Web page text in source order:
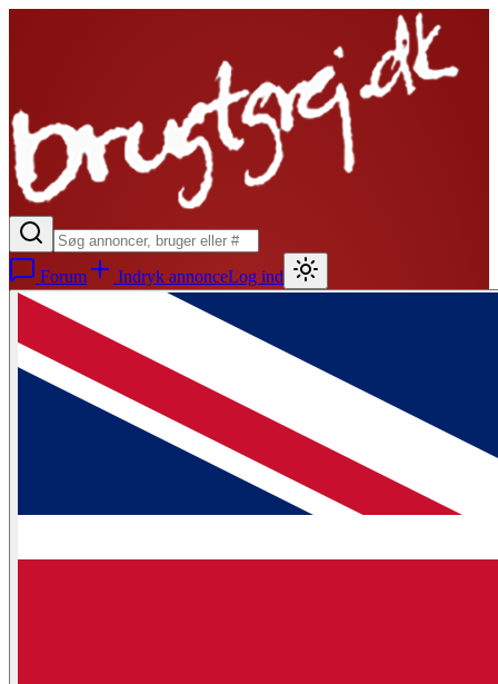
Forum Indryk annonceLog ind